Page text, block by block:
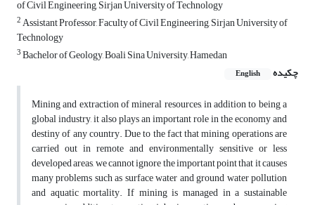
of Civil Engineering, Sirjan University of Technology
2Assistant Professor, Faculty of Civil Engineering, Sirjan University of
Technology
3Bachelor of Geology, Boali Sina University, Hamedan
چکیده
English
Mining and extraction of mineral resources, in addition to being a
global industry, it also plays an important role in the economy and
destiny of any country. Due to the fact that mining operations are
carried out in remote and environmentally sensitive or less
developed areas, we cannot ignore the important point that it causes
many problems such as surface water and ground water pollution
and aquatic mortality. If mining is managed in a sustainable